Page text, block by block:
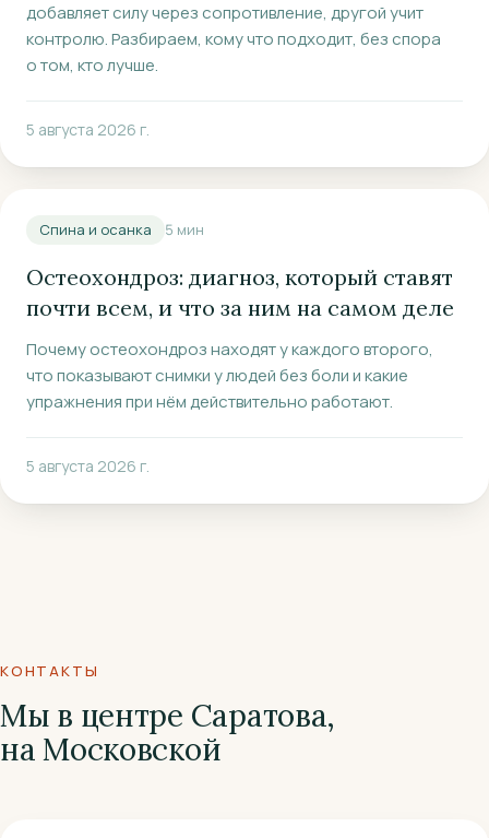
добавляет силу через сопротивление, другой учит
контролю. Разбираем, кому что подходит, без спора
о том, кто лучше.
5 августа 2026 г.
Спина и осанка 5 мин
Остеохондроз: диагноз, который ставят
почти всем, и что за ним на самом деле
Почему остеохондроз находят у каждого второго,
что показывают снимки у людей без боли и какие
упражнения при нём действительно работают.
5 августа 2026 г.
КОНТАКТЫ
Мы в центре Саратова,
на Московской